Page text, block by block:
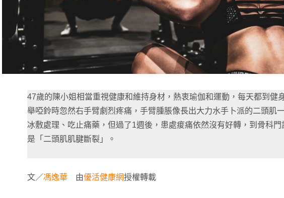
47歲的陳小姐相當重視健康和維持身材，熱衷瑜伽和運動，每天都到健
舉啞鈴時忽然右手臂劇烈疼痛，手臂腫脹像長出大力水手卜派的二頭肌
冰敷處理、吃止痛藥，但過了1週後，患處痠痛依然沒有好轉，到骨科門
是「二頭肌肌腱斷裂」。
文／馮逸華 由優活健康網授權轉載